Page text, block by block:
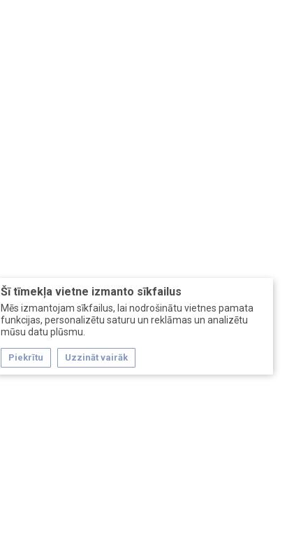
Šī tīmekļa vietne izmanto sīkfailus
Mēs izmantojam sīkfailus, lai nodrošinātu vietnes pamata
funkcijas, personalizētu saturu un reklāmas un analizētu
mūsu datu plūsmu.
Piekrītu Uzzināt vairāk